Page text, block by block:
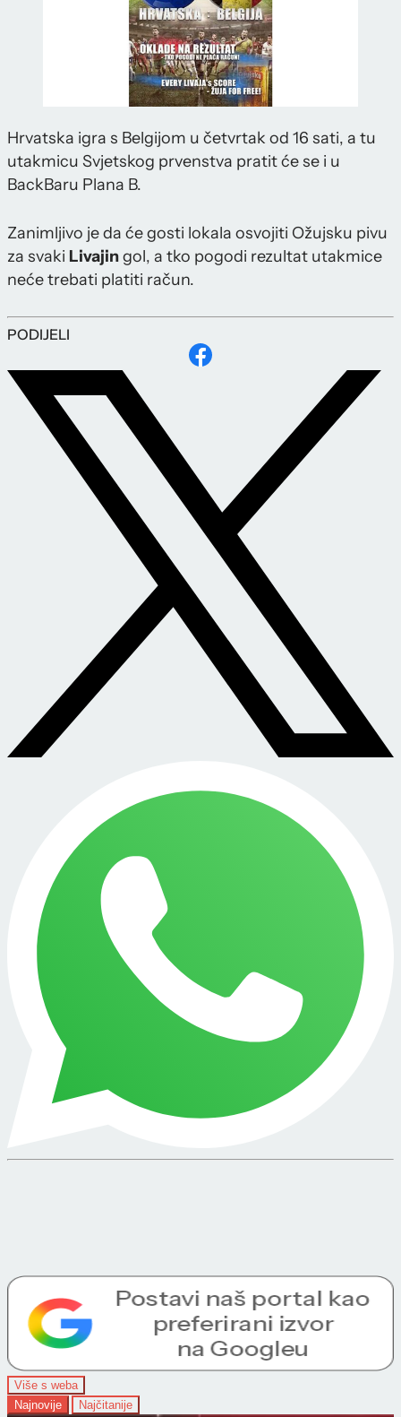
Hrvatska igra s Belgijom u četvrtak od 16 sati, a tu
utakmicu Svjetskog prvenstva pratit će se i u
BackBaru Plana B.
Zanimljivo je da će gosti lokala osvojiti Ožujsku pivu
za svaki Livajingol, a tko pogodi rezultat utakmice
neće trebati platiti račun.
PODIJELI
Više s weba
Najnovije
Najčitanije